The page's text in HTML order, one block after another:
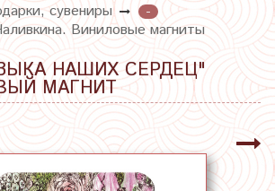
сувениры
-
Виниловые магниты
НАШИХ СЕРДЕЦ"
МАГНИТ